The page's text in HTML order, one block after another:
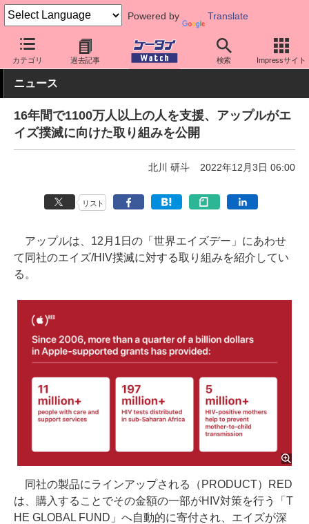
Powered by Translate
カテゴリ 過去記事 検索 Impressサイト
ケータイ Watch 業界動向 企業動向
ニュース
16年間で1100万人以上の人を支援、アップルがエ
イズ撲滅に向けた取り組みを公開
北川 研斗 2022年12月3日 06:00
リスト
アップルは、12月1日の「世界エイズデー」にあわせ
て同社のエイズ/HIV撲滅に対する取り組みを紹介してい
る。
同社の製品にラインアップされる（PRODUCT）RED
は、購入することでその金額の一部がHIV対策を行う「T
HE GLOBAL FUND」へ自動的に寄付され、エイズが深